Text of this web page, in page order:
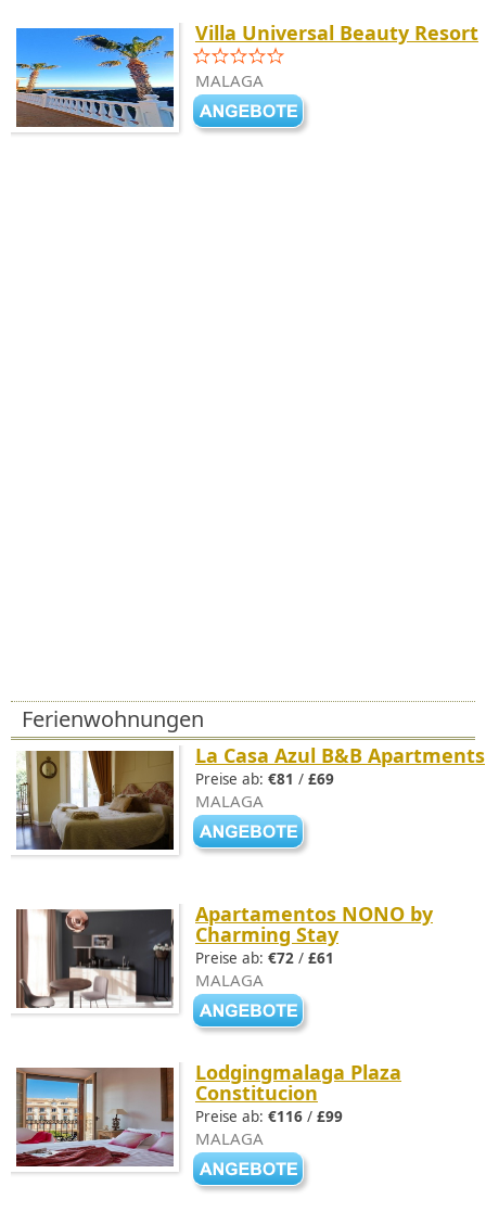
Villa Universal Beauty Resort
MALAGA
Ferienwohnungen
La Casa Azul B&B Apartments
Preise ab: €81 / £69
MALAGA
Apartamentos NONO by
Charming Stay
Preise ab: €72 / £61
MALAGA
Lodgingmalaga Plaza
Constitucion
Preise ab: €116 / £99
MALAGA